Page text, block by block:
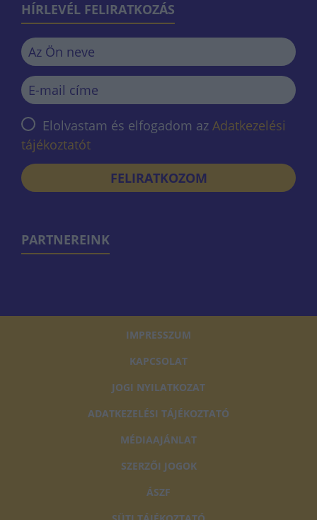
HÍRLEVÉL FELIRATKOZÁS
Elolvastam és elfogadom az Adatkezelési
tájékoztatót
FELIRATKOZOM
PARTNEREINK
IMPRESSZUM
KAPCSOLAT
JOGI NYILATKOZAT
ADATKEZELÉSI TÁJÉKOZTATÓ
MÉDIAAJÁNLAT
SZERZŐI JOGOK
ÁSZF